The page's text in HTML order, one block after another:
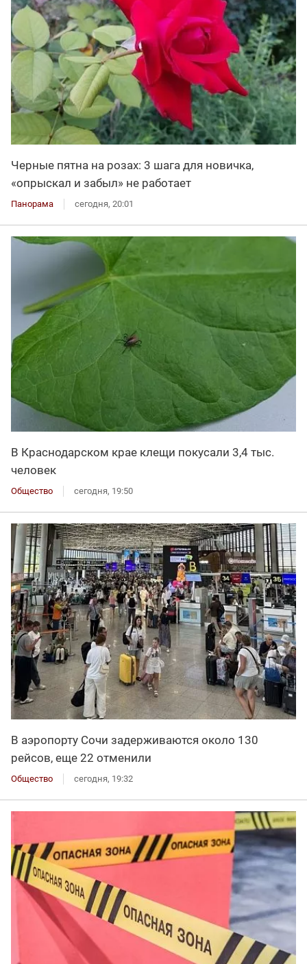
Черные пятна на розах: 3 шага для новичка,
«опрыскал и забыл» не работает
Панорама сегодня, 20:01
В Краснодарском крае клещи покусали 3,4 тыс.
человек
Общество сегодня, 19:50
В аэропорту Сочи задерживаются около 130
рейсов, еще 22 отменили
Общество сегодня, 19:32